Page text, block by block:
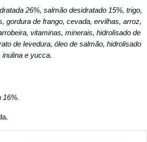
26%, salmão desidratado 15%, trigo,
gordura de frango, cevada, ervilhas, arroz,
vitaminas, minerais, hidrolisado de
de levedura, óleo de salmão, hidrolisado
e yucca.
16%.